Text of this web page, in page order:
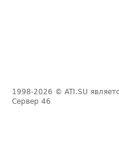
1998-2026 © ATI.SU
Сервер 46